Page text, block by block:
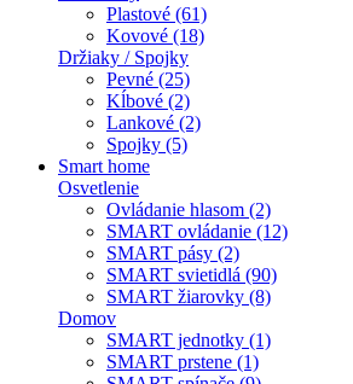
Plastové (61)
Kovové (18)
Držiaky / Spojky
Pevné (25)
Kĺbové (2)
Lankové (2)
Spojky (5)
Smart home
Osvetlenie
Ovládanie hlasom (2)
SMART ovládanie (12)
SMART pásy (2)
SMART svietidlá (90)
SMART žiarovky (8)
Domov
SMART jednotky (1)
SMART prstene (1)